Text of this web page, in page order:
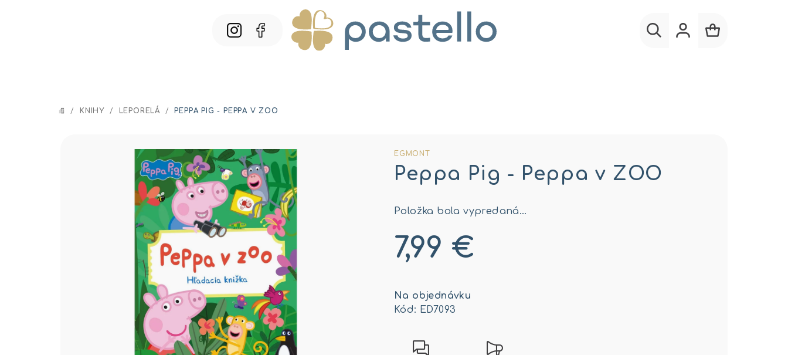
DOMOV
/ KNIHY / LEPORELÁ / PEPPA PIG - PEPPA V ZOO
EGMONT
Peppa Pig - Peppa v ZOO
Položka bola vypredaná…
7,99 €
cena:
Na objednávku
Kód: ED7093